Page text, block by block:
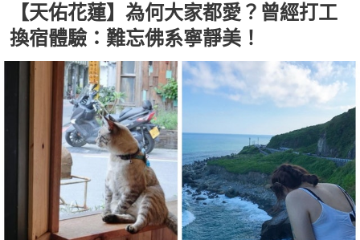
【天佑花蓮】為何大家都愛？曾經打工
換宿體驗：難忘佛系寧靜美！